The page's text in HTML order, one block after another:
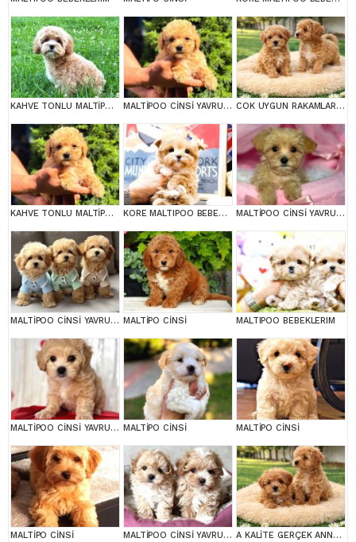
KAHVE TONLU MALTİPOO CİNSİ YAVRULAR MALTİPOO CİNSİ YAVRULAR EV ÜRETİMİ COK UYGUN RAKAMLARA GERÇEK MALTİPOO YAVRULAR
KAHVE TONLU MALTİPOO CİNSİ YAVRULAR KORE MALTIPOO BEBEKLERIM MALTİPOO CİNSİ YAVRULAR EV ÜRETİMİ
MALTİPOO CİNSİ YAVRULAR EV ÜRETİMİ MALTİPO CİNSİ MALTIPOO BEBEKLERIM
MALTİPOO CİNSİ YAVRULAR EV ÜRETİMİ MALTİPO CİNSİ MALTİPO CİNSİ
MALTİPO CİNSİ MALTİPOO CİNSİ YAVRULAR EV ÜRETİMİ A KALİTE GERÇEK ANNE BABA MALTİPOO YAVRULAR